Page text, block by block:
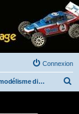
Connexion
Revues modélisme diverses